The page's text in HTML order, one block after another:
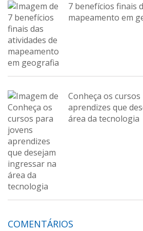
7 benefícios finais
mapeamento em
Conheça os
aprendizes que
área da tecnologia
COMENTÁRIOS